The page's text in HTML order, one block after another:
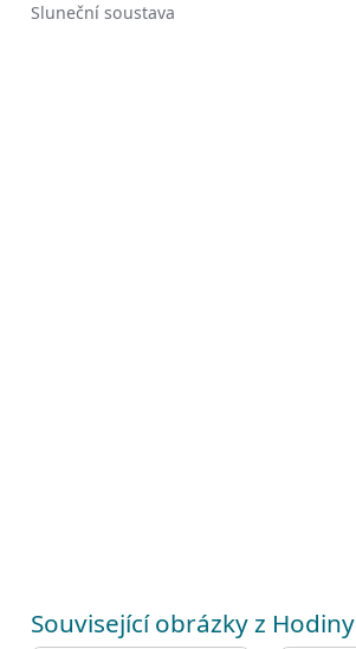
Sluneční soustava
Související obrázky z Hodiny